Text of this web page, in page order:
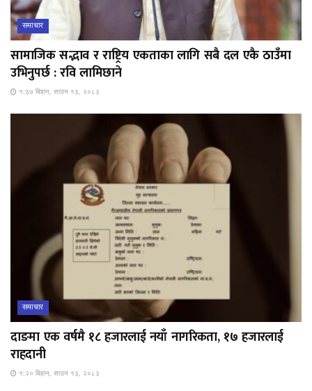
समाचार
सामाजिक सद्भाव र राष्ट्रिय एकताका लागि सबै दल एकै ठाउँमा
उभिनुपर्छ : रवि लामिछाने
१:३७ बिहान, साउन १३, २०८३
समाचार
दाङमा एक वर्षमै १८ हजारलाई नयाँ नागरिकता, १७ हजारलाई
राहदानी
१:२० बिहान, साउन १३, २०८३